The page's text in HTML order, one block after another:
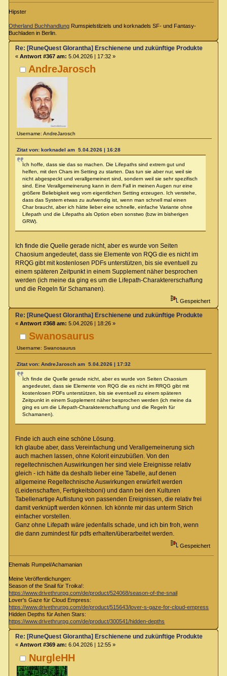
Hipster
Otherland Buchhandlung Rumspielstilziels und korknadels SF- und Fantasy-
Buchladen in Berlin.
AndreJarosch
Username: AndreJarosch
Re: [RuneQuest Glorantha] Erschienene und zukünftige Produkte
« Antwort #367 am: 5.04.2026 | 17:32 »
Zitat von: korknadel am 5.04.2026 | 16:28
Ich hoffe, dass sie das so machen. Die Lifepaths sind extrem gut und
helfen, mit den Chars im Setting zu starten. Das tun sie aber nur, weil sie
nicht abgespeckt und verallgemeinert sind, sondern weil sie sehr spezifisch
sind. Eine Verallgemeinerung kann in dem Fall in meinen Augen nur eine
größere Beliebigkeit weg vom eigentlichen Setting erzeugen. Ich verstehe,
dass das System etwas zu aufwendig ist, wenn man schnell mal einen
Char braucht, aber ich hätte lieber eine schnelle, einfache Variante ohne
Lifepath und die Lifepaths als Option eben sonstwo (bzw im bisherigen
GRW).
Ich finde die Quelle gerade nicht, aber es wurde von Seiten
Chaosium angedeutet, dass sie Elemente von RQG die es nicht im
RRQG gibt mit kostenlosen PDFs unterstützen, bis sie eventuell zu
einem späteren Zeitpunkt in einem Supplement näher besprochen
werden (ich meine da ging es um die Lifepath-Charaktererschaffung
und die Regeln für Schamanen).
Gespeichert
Swanosaurus
Username: Swanosaurus
Re: [RuneQuest Glorantha] Erschienene und zukünftige Produkte
« Antwort #368 am: 5.04.2026 | 18:26 »
Zitat von: AndreJarosch am 5.04.2026 | 17:32
Ich finde die Quelle gerade nicht, aber es wurde von Seiten Chaosium
angedeutet, dass sie Elemente von RQG die es nicht im RRQG gibt mit
kostenlosen PDFs unterstützen, bis sie eventuell zu einem späteren
Zeitpunkt in einem Supplement näher besprochen werden (ich meine da
ging es um die Lifepath-Charaktererschaffung und die Regeln für
Schamanen).
Finde ich auch eine schöne Lösung.
Ich glaube aber, dass Vereinfachung und Verallgemeinerung sich
auch machen lassen, ohne Kolorit einzubüßen. Von den
regeltechnischen Auswirkungen her sind viele Ereignisse relativ
gleich - ich hätte da deshalb lieber eine Tabelle, auf denen
allgemeine Regeltechnische Auswirkungen erwürfelt werden
(Leidenschaften, Fertigkeitsboni) und dann bei den Kulturen
Tabellenartige Auflistung von passenden Ereignissen, die relativ frei
damit verknüpft werden können. Ich könnte mir das unterm Strich
einfacher vorstellen.
Ganz ohne Lifepath wäre jedenfalls schade, und ich bin froh, wenn
die dann zumindest für pdfs erhalten/überarbeitet werden.
Gespeichert
Ehemals Rumpel/Achamanian
Meine Veröffentlichungen:
Season of the Snail für Troika!:
https://www.drivethrurpg.com/de/product/524068/season-of-the-snail
Lover's Gaze für Cloud Empress:
https://www.drivethrurpg.com/de/product/515643/lover-s-gaze-for-cloud-empress
Hidden Depths für Ashen Stars:
https://www.drivethrurpg.com/de/product/300541/hidden-depths
NurgleHH
Re: [RuneQuest Glorantha] Erschienene und zukünftige Produkte
« Antwort #369 am: 6.04.2026 | 12:55 »